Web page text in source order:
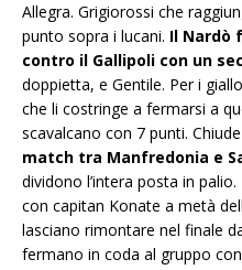
Allegra. Grigiorossi che
punto sopra i lucani. Il Nardò
contro il Gallipoli con un
doppietta, e Gentile. Per i
che li costringe a fermarsi a
scavalcano con 7 punti.
match tra Manfredonia e
dividono l’intera posta in
con capitan Konate a metà
lasciano rimontare nel finale
fermano in coda al gruppo